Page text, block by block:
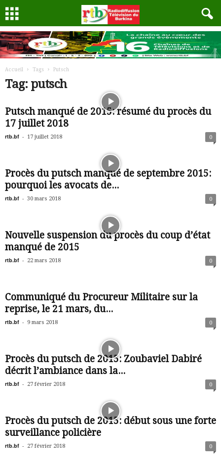
Accueil Tags Putsch
Tag: putsch
Putsch manqué de 2015: résumé du procès du
17 juillet 2018
rtb.bf - 17 juillet 2018 0
Procès du putsch manqué de septembre 2015:
pourquoi les avocats de...
rtb.bf - 30 mars 2018 0
Nouvelle suspension du procès du coup d’état
manqué de 2015
rtb.bf - 22 mars 2018 0
Communiqué du Procureur Militaire sur la
reprise, le 21 mars, du...
rtb.bf - 9 mars 2018 0
Procès du putsch de 2015: Zoubaviel Dabiré
décrit l’ambiance dans la...
rtb.bf - 27 février 2018 0
Procès du putsch de 2015: début sous une forte
surveillance policière
rtb.bf - 27 février 2018 0